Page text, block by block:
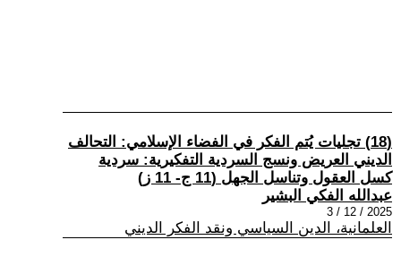
(18) تجليات يُتم الفكر في الفضاء الإسلامي: التحالف
الديني العريض ونسج السردية التفكيرية: سردية
كسل العقول وتناسل الجهل (11 ج- 11 ز)
عبدالله الفكي البشير
2025 / 12 / 3
العلمانية، الدين السياسي ونقد الفكر الديني